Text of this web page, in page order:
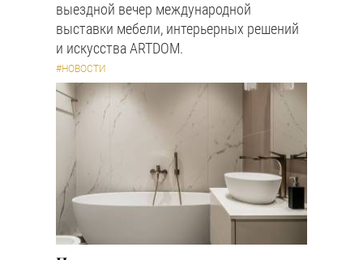
выездной вечер международной
выставки мебели, интерьерных решений
и искусства ARTDOM.
#НОВОСТИ